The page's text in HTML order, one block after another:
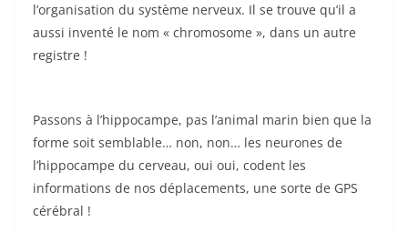
l’organisation du système nerveux. Il se trouve qu’il a
aussi inventé le nom « chromosome », dans un autre
registre !
Passons à l’hippocampe, pas l’animal marin bien que la
forme soit semblable… non, non… les neurones de
l’hippocampe du cerveau, oui oui, codent les
informations de nos déplacements, une sorte de GPS
cérébral !